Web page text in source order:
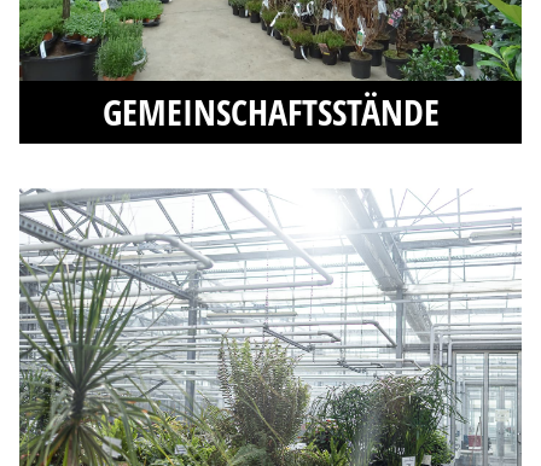
GEMEINSCHAFTSSTÄNDE